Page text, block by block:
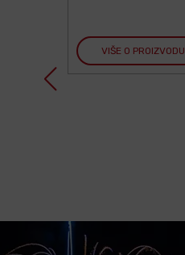
VIŠE O PROIZVODU